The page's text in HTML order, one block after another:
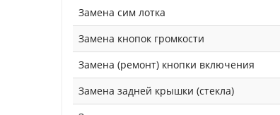
Замена сим лотка
Замена кнопок громкости
Замена (ремонт) кнопки включения
Замена задней крышки (стекла)